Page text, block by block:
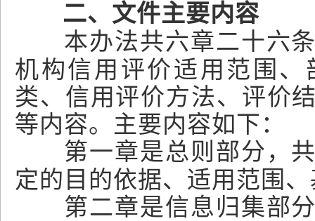
二、文件主要内容
本办法共六章二十六
机构信用评价适用范围
类、信用评价方法、评价
等内容。主要内容如下：
第一章是总则部分，
定的目的依据、适用范围
第二章是信息归集部